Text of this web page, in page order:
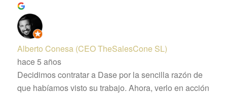
Alberto Conesa (CEO TheSalesCone SL)
hace 5 años
Decidimos contratar a Dase por la sencilla razón de
que habíamos visto su trabajo. Ahora, verlo en acción